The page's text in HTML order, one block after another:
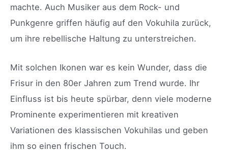
machte. Auch Musiker aus dem Rock- und
Punkgenre griffen häufig auf den Vokuhila zurück,
um ihre rebellische Haltung zu unterstreichen.
Mit solchen Ikonen war es kein Wunder, dass die
Frisur in den 80er Jahren zum Trend wurde. Ihr
Einfluss ist bis heute spürbar, denn viele moderne
Prominente experimentieren mit kreativen
Variationen des klassischen Vokuhilas und geben
ihm so einen frischen Touch.